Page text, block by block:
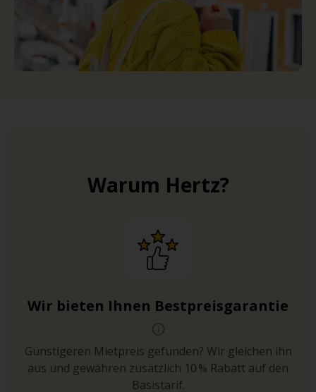
Warum Hertz?
Wir bieten Ihnen Bestpreisgarantie
Günstigeren Mietpreis gefunden? Wir gleichen ihn
aus und gewähren zusätzlich 10 % Rabatt auf den
Basistarif.